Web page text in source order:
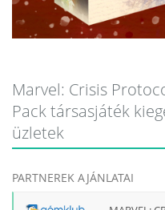
Marvel: Crisis
Pack társasjáték
üzletek
PARTNEREK AJÁNLATAI